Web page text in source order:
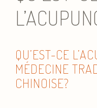
QU’EST-CE
MÉDECINE
CHINOISE?